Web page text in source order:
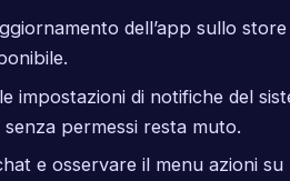
dell’app sullo
impostazioni di notifiche del
permessi resta muto.
e osservare il menu azioni su